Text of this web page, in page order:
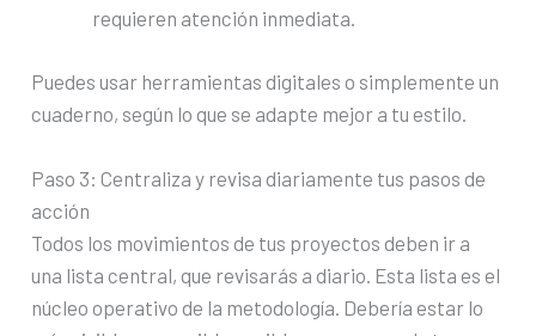
requieren atención inmediata.
Puedes usar herramientas digitales o simplemente un
cuaderno, según lo que se adapte mejor a tu estilo.
Paso 3: Centraliza y revisa diariamente tus pasos de
acción
Todos los movimientos de tus proyectos deben ir a
una lista central, que revisarás a diario. Esta lista es el
núcleo operativo de la metodología. Debería estar lo